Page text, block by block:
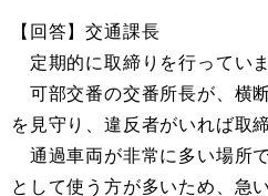
【回答】交通課長
定期的に取締りを行っていま
可部交番の交番所長が、横
を見守り、違反者がいれば取
通過車両が非常に多い場所
として使う方が多いため、急